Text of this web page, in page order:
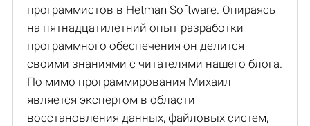
программистов в Hetman Software. Опираясь
на пятнадцатилетний опыт разработки
программного обеспечения он делится
своими знаниями с читателями нашего блога.
По мимо программирования Михаил
является экспертом в области
восстановления данных, файловых систем,